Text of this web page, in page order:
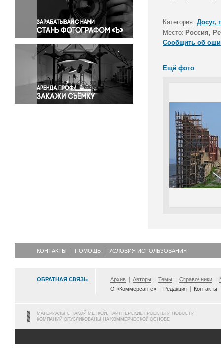
Правосудие
Происшествия и конфликты
Религия
Светская жизнь
Спорт
Экология
Экономика и бизнес
Категория: Досуг,
Место: Россия,
Сообщить об
Ещё фото
КОНТАКТЫ ПОМОЩЬ УСЛОВИЯ ИСПОЛЬЗОВАНИЯ
ОБРАТНАЯ СВЯЗЬ Архив Авторы Темы Справочники
О «Коммерсанте»
Редакция Контакты
МАТЕРИАЛЫ С ТАКОЙ МЕТКОЙ, ПАРТНЕРСКИЕ ПРОЕКТЫ И НОВОСТИ
КОМПАНИЙ ОПУБЛИКОВАНЫ НА КОММЕРЧЕСКОЙ ОСНОВЕ